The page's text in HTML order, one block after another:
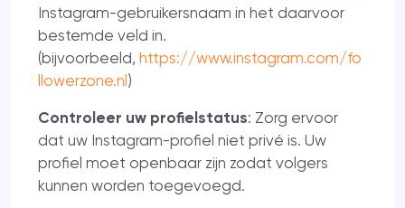
Instagram-gebruikersnaam in het daarvoor
bestemde veld in.
(bijvoorbeeld, https://www.instagram.com/fo
llowerzone.nl )
Controleer uw profielstatus: Zorg ervoor
dat uw Instagram-profiel niet privé is. Uw
profiel moet openbaar zijn zodat volgers
kunnen worden toegevoegd.